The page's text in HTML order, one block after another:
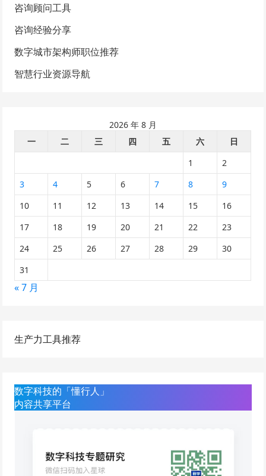
咨询顾问工具
咨询经验分享
数字城市架构师职位推荐
智慧行业资源导航
2026 年 8 月
一
二 三 四 五 六
日
1
2
3
4 5 6 7 8
9
10
11 12 13 14 15
16
17
18 19 20 21 22
23
24
25 26 27 28 29
30
31
« 7 月
生产力工具推荐
数字科技的「懂行人」
内容共享平台